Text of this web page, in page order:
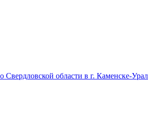
области в г. Каменске-